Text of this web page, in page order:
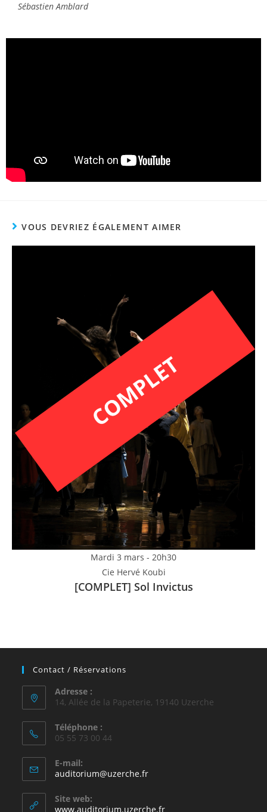
Sébastien Amblard
VOUS DEVRIEZ ÉGALEMENT AIMER
Mardi 3 mars - 20h30
Cie Hervé Koubi
[COMPLET] Sol Invictus
Contact / Réservations
Adresse :
14, Allée de la Papeterie, 19140 Uzerche
Téléphone :
05 55 73 00 44
E-mail:
auditorium@uzerche.fr
Site web:
www.auditorium.uzerche.fr